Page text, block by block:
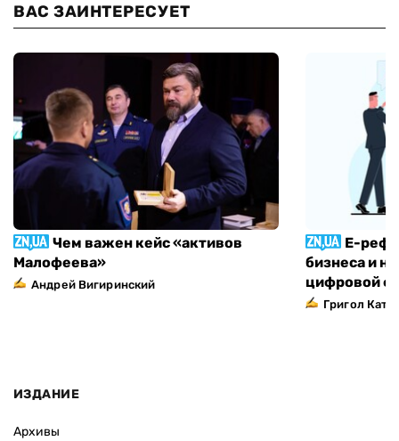
ВАС ЗАИНТЕРЕСУЕТ
Чем важен кейс «активов
Малофеева»
Андрей Вигиринский
Е-
бизнеса и
цифровой
Григол
ИЗДАНИЕ
Архивы